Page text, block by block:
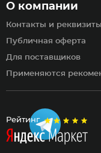
Рейтинг
О компании
Контакты и реквизиты
Публичная оферта
Для поставщиков
Применяются